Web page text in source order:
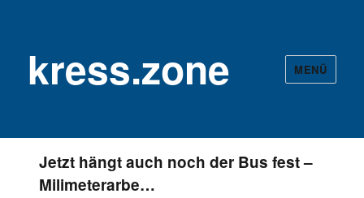
kress.zone MENÜ
Jetzt hängt auch noch der Bus fest –
Milimeterarbe…